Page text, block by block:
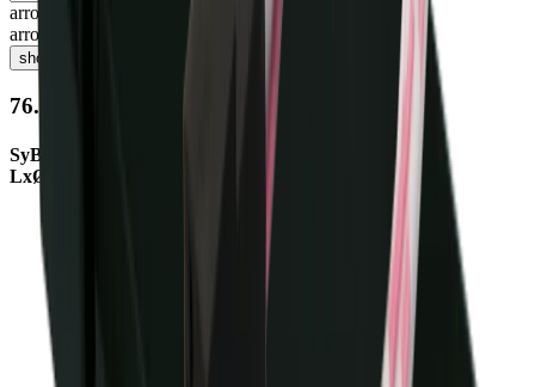
arrow_drop_up
arrow_drop_down
shopping_cart
76.32768.11
SyBuc IR-Dimmer weiss
LxØ 19.5x12mm, Leitung 2m